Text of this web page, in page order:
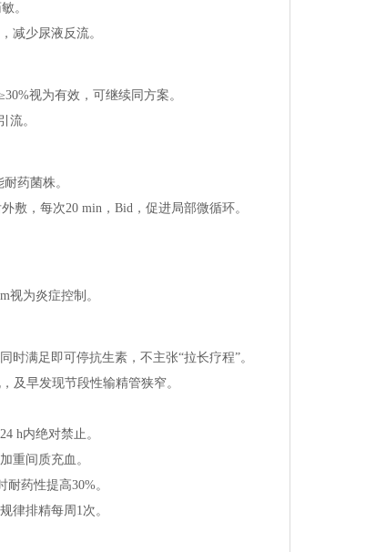
。
减少尿液反流。
视为有效，可继续同方案。
流。
药菌株。
敷，每次20 min，Bid，促进局部微循环。
视为炎症控制。
时满足即可停抗生素，不主张“拉长疗程”。
及早发现节段性输精管狭窄。
h内绝对禁止。
重间质充血。
药性提高30%。
排精每周1次。